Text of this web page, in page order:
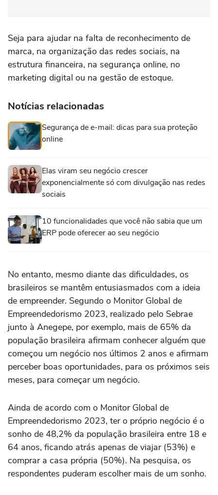
Seja para ajudar na falta de reconhecimento de
marca, na organização das redes sociais, na
estrutura financeira, na segurança online, no
marketing digital ou na gestão de estoque.
Notícias relacionadas
Segurança de e-mail: dicas para sua proteção
online
Elas viram seu negócio crescer
exponencialmente só com divulgação nas redes
sociais
10 funcionalidades que você não sabia que um
ERP pode oferecer ao seu negócio
No entanto, mesmo diante das dificuldades, os
brasileiros se mantêm entusiasmados com a ideia
de empreender. Segundo o Monitor Global de
Empreendedorismo 2023, realizado pelo Sebrae
junto à Anegepe, por exemplo, mais de 65% da
população brasileira afirmam conhecer alguém que
começou um negócio nos últimos 2 anos e afirmam
perceber boas oportunidades, para os próximos seis
meses, para começar um negócio.
Ainda de acordo com o Monitor Global de
Empreendedorismo 2023, ter o próprio negócio é o
sonho de 48,2% da população brasileira entre 18 e
64 anos, ficando atrás apenas de viajar (53%) e
comprar a casa própria (50%). Na pesquisa, os
respondentes puderam escolher mais de um sonho.